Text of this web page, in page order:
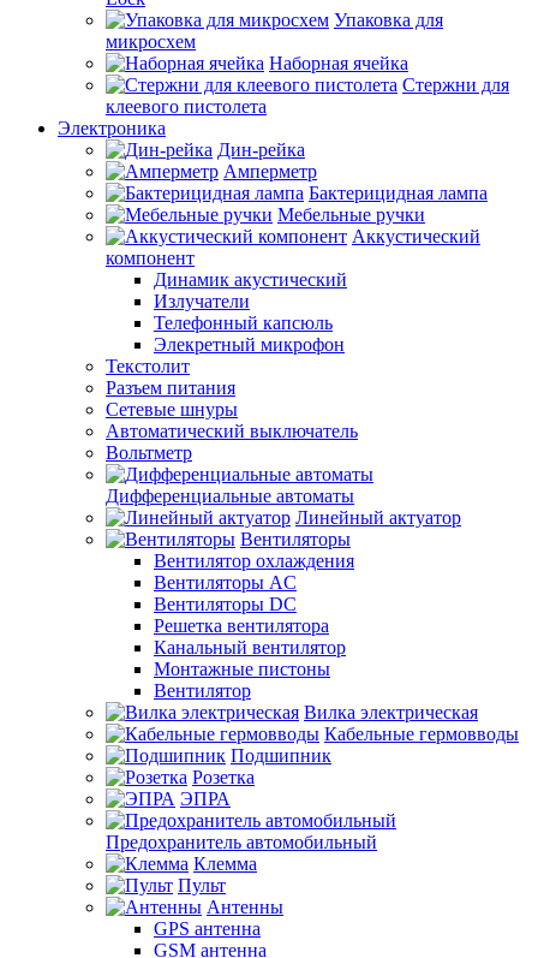
Упаковка для
микросхем
Наборная ячейка
Стержни для
клеевого пистолета
Электроника
Дин-рейка
Амперметр
Бактерицидная лампа
Мебельные ручки
Аккустический
компонент
Динамик акустический
Излучатели
Телефонный капсюль
Элекретный микрофон
Текстолит
Разъем питания
Сетевые шнуры
Автоматический выключатель
Вольтметр
Дифференциальные автоматы
Линейный актуатор
Вентиляторы
Вентилятор охлаждения
Вентиляторы AC
Вентиляторы DC
Решетка вентилятора
Канальный вентилятор
Монтажные пистоны
Вентилятор
Вилка электрическая
Кабельные гермовводы
Подшипник
Розетка
ЭПРА
Предохранитель автомобильный
Клемма
Пульт
Антенны
GPS антенна
GSM антенна